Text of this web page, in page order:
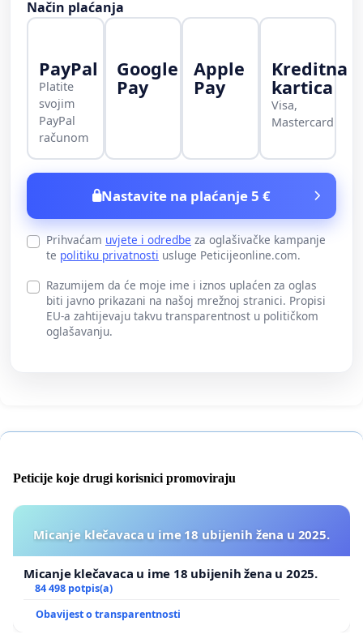
Način plaćanja
PayPal
Platite
svojim
PayPal
računom
Google
Pay
Apple
Pay
Kreditna
kartica
Visa,
Mastercard
Nastavite na plaćanje 5 €
Prihvaćam uvjete i odredbe za oglašivačke kampanje
te politiku privatnosti usluge Peticijeonline.com.
Razumijem da će moje ime i iznos uplaćen za oglas
biti javno prikazani na našoj mrežnoj stranici. Propisi
EU-a zahtijevaju takvu transparentnost u političkom
oglašavanju.
Peticije koje drugi korisnici promoviraju
Micanje klečavaca u ime 18 ubijenih žena u 2025.
Micanje klečavaca u ime 18 ubijenih žena u 2025.
84 498 potpis(a)
Obavijest o transparentnosti